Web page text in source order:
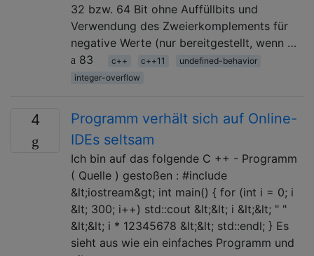
32 bzw. 64 Bit ohne Auffüllbits und
Verwendung des Zweierkomplements für
negative Werte (nur bereitgestellt, wenn …
83
c++ c++11
undefined-behavior
integer-overflow
4
Programm verhält sich auf Online-
IDEs seltsam
Ich bin auf das folgende C ++ - Programm
( Quelle ) gestoßen : #include
&lt;iostream&gt; int main() { for (int i = 0; i
&lt; 300; i++) std::cout &lt;&lt; i &lt;&lt; " "
&lt;&lt; i * 12345678 &lt;&lt; std::endl; } Es
sieht aus wie ein einfaches Programm und